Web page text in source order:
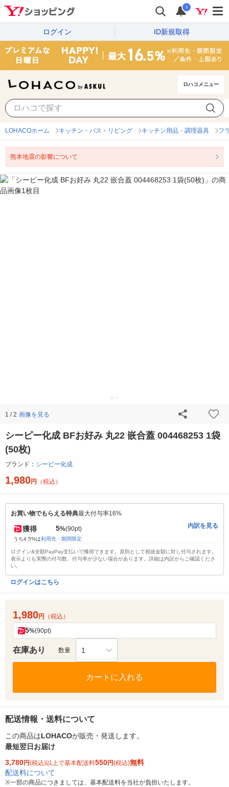
i
ログイン ID新規取得
ロハコメニュー
LOHACOホーム キッチン・バス・リビング キッチン用品・調理器具 フ
熊本地震の影響について
1 / 2 画像を見る
シーピー化成 BFお好み 丸22 嵌合蓋 004468253 1袋
(50枚)
ブランド： シーピー化成
1,980円 （税込）
お買い物でもらえる特典最大付与率16%
獲得 5%(90pt)
うち4.5%は利用先・期間限定
内訳を見る
ログイン&全額PayPay支払いで獲得できます。原則として税抜金額に対し付与されます。
表示よりも実際の付与数、付与率が少ない場合があります。詳細は内訳からご確認くださ
い。
ログインはこちら
1,980円 （税込）
5%(90pt)
在庫あり 数量 1
カートに入れる
配送情報・送料について
この商品はLOHACOが販売・発送します。
最短翌日お届け
3,780円(税込)以上で基本配送料550円(税込)無料
配送料について
※一部の商品につきましては、基本配送料を当社が負担いたします。